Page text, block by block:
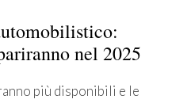
nel 2025
più disponibili e le